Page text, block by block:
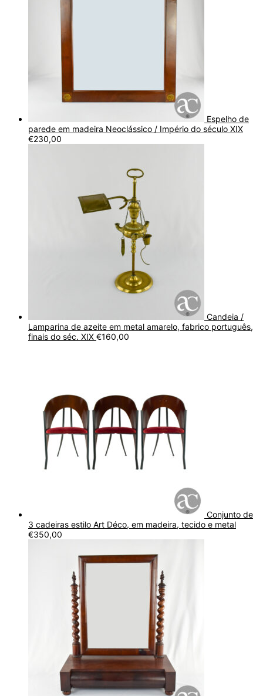
Espelho de
parede em madeira Neoclássico / Império do século XIX
€230,00
Candeia /
Lamparina de azeite em metal amarelo, fabrico português,
finais do séc. XIX €160,00
Conjunto de
3 cadeiras estilo Art Déco, em madeira, tecido e metal
€350,00